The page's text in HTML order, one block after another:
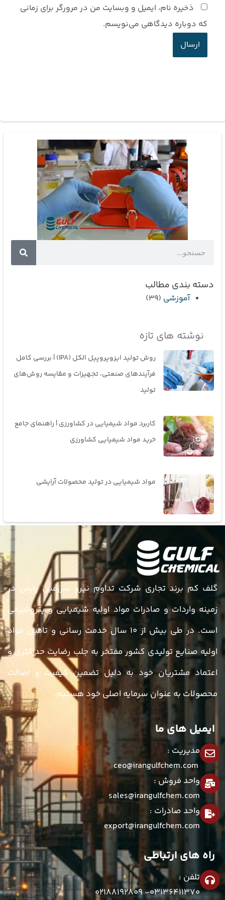
ذخیره نام، ایمیل و وبسایت من در مرورگر برای زمانی
که دوباره دیدگاهی می‌نویسم.
جستجو
دسته بندی مطالب
آموزشی (39)
نوشته های تازه
روش تولید ایزوپروپیل الکل (IPA) | بررسی کامل
فرآیندهای صنعتی، تجهیزات و مقایسه روش‌های
تولید
کاربرد مواد شیمیایی در کشاورزی | راهنمای جامع
خرید مواد شیمیایی کشاورزی
مواد شیمیایی در تولید محصولات آرایشی
گلف کم برند تجاری شرکت تداوم نیرو سرزمین پارس در
زمینه واردات و صادرات مواد اولیه شیمیایی و پتروشیمی
است. در طی بیش از ۱۰ سال خدمت رسانی و تامین مواد
اولیه صنایع تولیدی کشور مفتخر به جلب رضایت حداکثری و
اعتماد مشتریان خود به دلیل تضمین کیفیت و اصالت
محصولات به عنوان سرمایه اصلی خود هستیم.
ایمیل های ما
مدیریت :
واحد فروش :
sales@irangulfchem.com
واحد صادرات :
export@irangulfchem.com
راه های ارتباطی​
تلفن :
۰۳۱۳۶۴۱۱۳۷۰- 02188192809